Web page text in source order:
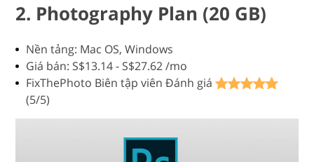
2. Photography Plan (20 GB)
Nền tảng: Mac OS, Windows
Giá bán: S$13.14 - S$27.62 /mo
FixThePhoto Biên tập viên Đánh giá
(5/5)